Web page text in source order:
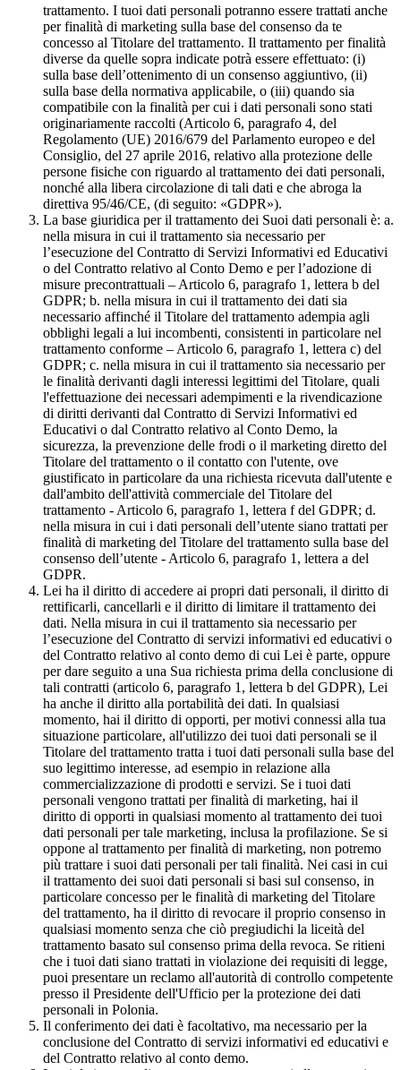
trattamento. I tuoi dati personali potranno essere trattati anche
per finalità di marketing sulla base del consenso da te
concesso al Titolare del trattamento. Il trattamento per finalità
diverse da quelle sopra indicate potrà essere effettuato: (i)
sulla base dell’ottenimento di un consenso aggiuntivo, (ii)
sulla base della normativa applicabile, o (iii) quando sia
compatibile con la finalità per cui i dati personali sono stati
originariamente raccolti (Articolo 6, paragrafo 4, del
Regolamento (UE) 2016/679 del Parlamento europeo e del
Consiglio, del 27 aprile 2016, relativo alla protezione delle
persone fisiche con riguardo al trattamento dei dati personali,
nonché alla libera circolazione di tali dati e che abroga la
direttiva 95/46/CE, (di seguito: «GDPR»).
La base giuridica per il trattamento dei Suoi dati personali è: a.
nella misura in cui il trattamento sia necessario per
l’esecuzione del Contratto di Servizi Informativi ed Educativi
o del Contratto relativo al Conto Demo e per l’adozione di
misure precontrattuali – Articolo 6, paragrafo 1, lettera b del
GDPR; b. nella misura in cui il trattamento dei dati sia
necessario affinché il Titolare del trattamento adempia agli
obblighi legali a lui incombenti, consistenti in particolare nel
trattamento conforme – Articolo 6, paragrafo 1, lettera c) del
GDPR; c. nella misura in cui il trattamento sia necessario per
le finalità derivanti dagli interessi legittimi del Titolare, quali
l'effettuazione dei necessari adempimenti e la rivendicazione
di diritti derivanti dal Contratto di Servizi Informativi ed
Educativi o dal Contratto relativo al Conto Demo, la
sicurezza, la prevenzione delle frodi o il marketing diretto del
Titolare del trattamento o il contatto con l'utente, ove
giustificato in particolare da una richiesta ricevuta dall'utente e
dall'ambito dell'attività commerciale del Titolare del
trattamento - Articolo 6, paragrafo 1, lettera f del GDPR; d.
nella misura in cui i dati personali dell’utente siano trattati per
finalità di marketing del Titolare del trattamento sulla base del
consenso dell’utente - Articolo 6, paragrafo 1, lettera a del
GDPR.
Lei ha il diritto di accedere ai propri dati personali, il diritto di
rettificarli, cancellarli e il diritto di limitare il trattamento dei
dati. Nella misura in cui il trattamento sia necessario per
l’esecuzione del Contratto di servizi informativi ed educativi o
del Contratto relativo al conto demo di cui Lei è parte, oppure
per dare seguito a una Sua richiesta prima della conclusione di
tali contratti (articolo 6, paragrafo 1, lettera b del GDPR), Lei
ha anche il diritto alla portabilità dei dati. In qualsiasi
momento, hai il diritto di opporti, per motivi connessi alla tua
situazione particolare, all'utilizzo dei tuoi dati personali se il
Titolare del trattamento tratta i tuoi dati personali sulla base del
suo legittimo interesse, ad esempio in relazione alla
commercializzazione di prodotti e servizi. Se i tuoi dati
personali vengono trattati per finalità di marketing, hai il
diritto di opporti in qualsiasi momento al trattamento dei tuoi
dati personali per tale marketing, inclusa la profilazione. Se si
oppone al trattamento per finalità di marketing, non potremo
più trattare i suoi dati personali per tali finalità. Nei casi in cui
il trattamento dei suoi dati personali si basi sul consenso, in
particolare concesso per le finalità di marketing del Titolare
del trattamento, ha il diritto di revocare il proprio consenso in
qualsiasi momento senza che ciò pregiudichi la liceità del
trattamento basato sul consenso prima della revoca. Se ritieni
che i tuoi dati siano trattati in violazione dei requisiti di legge,
puoi presentare un reclamo all'autorità di controllo competente
presso il Presidente dell'Ufficio per la protezione dei dati
personali in Polonia.
Il conferimento dei dati è facoltativo, ma necessario per la
conclusione del Contratto di servizi informativi ed educativi e
del Contratto relativo al conto demo.